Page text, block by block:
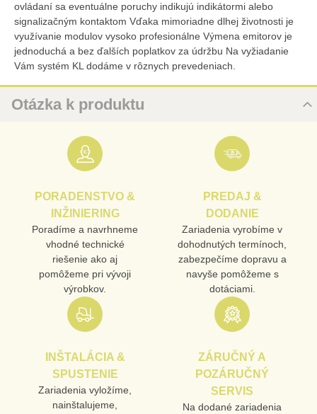
ovládaní sa eventuálne poruchy indikujú indikátormi alebo
signalizačným kontaktom Vďaka mimoriadne dlhej životnosti je
využívanie modulov vysoko profesionálne Výmena emitorov je
jednoduchá a bez ďalších poplatkov za údržbu Na vyžiadanie
Vám systém KL dodáme v rôznych prevedeniach.
Otázka k produktu
PRODUKTPORADENSTVO &
INŽINIERING
Poradíme a navrhneme
vhodné technické
riešenie ako aj
pomôžeme pri vývoji
výrobkov.
PREDAJ &
DODANIE
Zariadenia vyrobíme v
dohodnutých termínoch,
zabezpečíme dopravu a
navyše pomôžeme s
dotáciami.
INŠTALÁCIA &
SPUSTENIE
Zariadenia vyložíme,
nainštalujeme,
ZÁRUČNÝ A
POZÁRUČNÝ
SERVIS
Na dodané zariadenia